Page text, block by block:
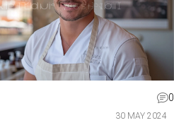
0
30 MAY 2024